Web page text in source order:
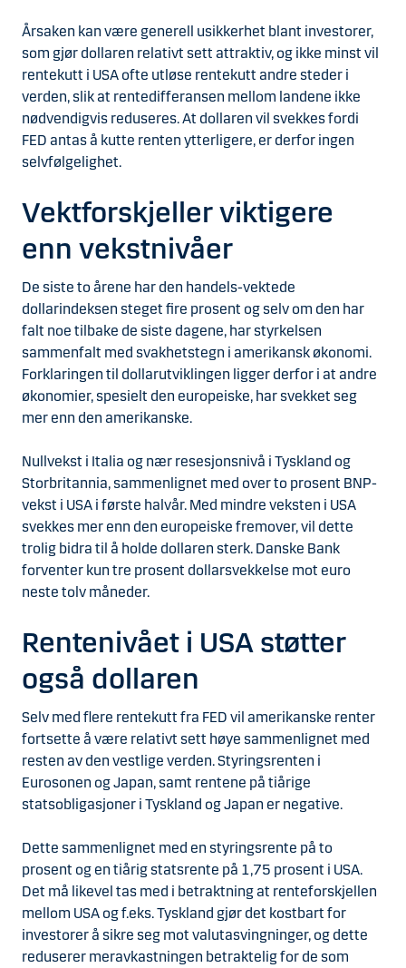
Årsaken kan være generell usikkerhet blant investorer,
som gjør dollaren relativt sett attraktiv, og ikke minst vil
rentekutt i USA ofte utløse rentekutt andre steder i
verden, slik at rentedifferansen mellom landene ikke
nødvendigvis reduseres. At dollaren vil svekkes fordi
FED antas å kutte renten ytterligere, er derfor ingen
selvfølgelighet.
Vektforskjeller viktigere
enn vekstnivåer
De siste to årene har den handels-vektede
dollarindeksen steget fire prosent og selv om den har
falt noe tilbake de siste dagene, har styrkelsen
sammenfalt med svakhetstegn i amerikansk økonomi.
Forklaringen til dollarutviklingen ligger derfor i at andre
økonomier, spesielt den europeiske, har svekket seg
mer enn den amerikanske.
Nullvekst i Italia og nær resesjonsnivå i Tyskland og
Storbritannia, sammenlignet med over to prosent BNP-
vekst i USA i første halvår. Med mindre veksten i USA
svekkes mer enn den europeiske fremover, vil dette
trolig bidra til å holde dollaren sterk. Danske Bank
forventer kun tre prosent dollarsvekkelse mot euro
neste tolv måneder.
Rentenivået i USA støtter
også dollaren
Selv med flere rentekutt fra FED vil amerikanske renter
fortsette å være relativt sett høye sammenlignet med
resten av den vestlige verden. Styringsrenten i
Eurosonen og Japan, samt rentene på tiårige
statsobligasjoner i Tyskland og Japan er negative.
Dette sammenlignet med en styringsrente på to
prosent og en tiårig statsrente på 1,75 prosent i USA.
Det må likevel tas med i betraktning at renteforskjellen
mellom USA og f.eks. Tyskland gjør det kostbart for
investorer å sikre seg mot valutasvingninger, og dette
reduserer meravkastningen betraktelig for de som